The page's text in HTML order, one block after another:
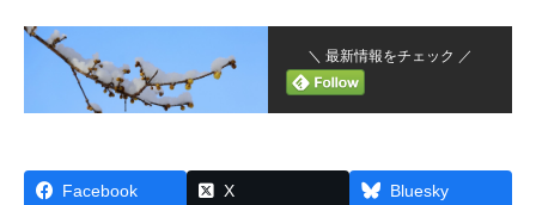
＼ 最新情報をチェック ／
Facebook X Bluesky